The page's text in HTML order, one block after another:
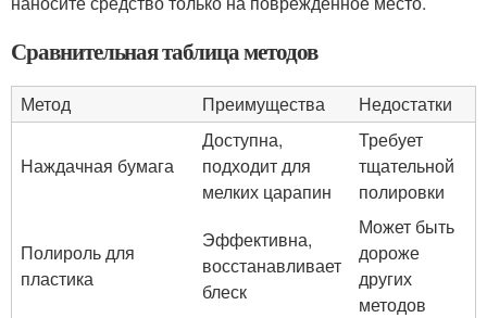
Сравнительная таблица методов
Метод Преимущества Недостатки
Наждачная бумага
Доступна,
подходит для
мелких царапин
Требует
тщательной
полировки
Полироль для
пластика
Эффективна,
восстанавливает
блеск
Может быть
дороже
других
методов